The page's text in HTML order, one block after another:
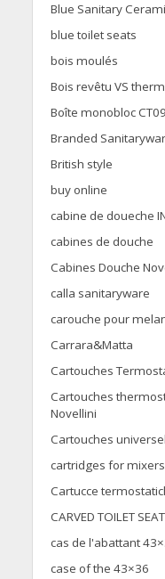
Blue Sanitary
blue toilet seats
bois moulés
Bois revêtu VS
Boîte monobloc
Branded
British style
buy online
cabine de doueche
cabines de douche
Cabines Douche
calla sanitaryware
carouche pour
Carrara&Matta
Cartouches
Cartouches
Novellini
Cartouches
cartridges for mixers
Cartucce
CARVED TOILET SEAT
cas de l'abattant
case of the 43×36